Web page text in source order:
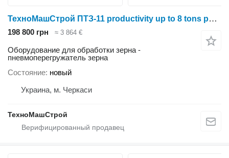
ТехноМашСтрой ПТЗ-11 productivity up to 8 tons per hour
198 800 грн ≈ 3 864 €
Оборудование для обработки зерна -
пневмоперегружатель зерна
Состояние новый
Украина, м. Черкаси
ТехноМашСтрой